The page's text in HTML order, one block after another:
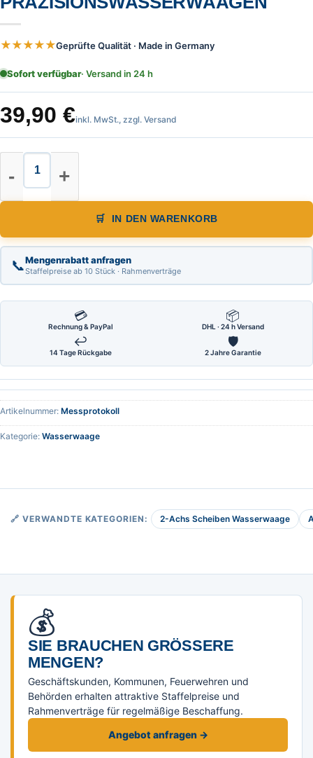
★★★★★Geprüfte Qualität · Made in Germany
Sofort verfügbar· Versand in 24 h
39,90 €inkl. MwSt., zzgl. Versand
Messprotokoll für Röckle
IN DEN WARENKORB
📞Mengenrabatt anfragen
Staffelpreise ab 10 Stück · Rahmenverträge
💳
Rechnung & PayPal
📦
DHL · 24 h Versand
↩
14 Tage Rückgabe
🛡
2 Jahre Garantie
Artikelnummer: Messprotokoll
Kategorie: Wasserwaage
🔗 VERWANDTE KATEGORIEN: 2-Achs Scheiben Wasserwaage
💰
SIE BRAUCHEN GRÖSSERE M
ENGEN?
Geschäftskunden, Kommunen, Feuerwehren und
Behörden erhalten attraktive Staffelpreise und
Rahmenverträge für regelmäßige Beschaffung.
Angebot anfragen →